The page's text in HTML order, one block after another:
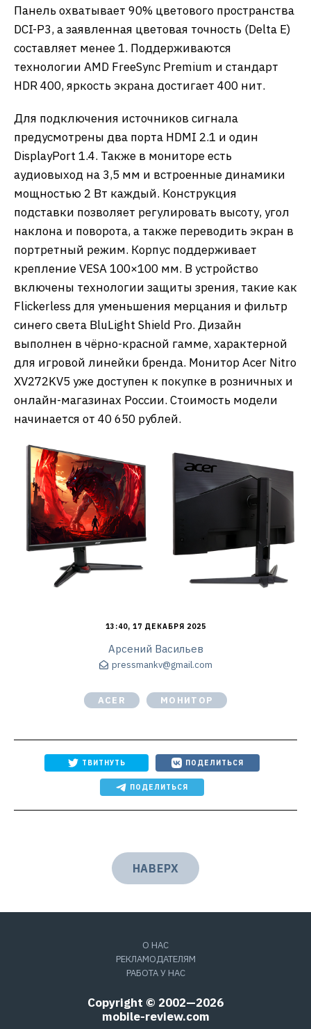
Панель охватывает 90% цветового пространства
DCI-P3, а заявленная цветовая точность (Delta E)
составляет менее 1. Поддерживаются
технологии AMD FreeSync Premium и стандарт
HDR 400, яркость экрана достигает 400 нит.
Для подключения источников сигнала
предусмотрены два порта HDMI 2.1 и один
DisplayPort 1.4. Также в мониторе есть
аудиовыход на 3,5 мм и встроенные динамики
мощностью 2 Вт каждый. Конструкция
подставки позволяет регулировать высоту, угол
наклона и поворота, а также переводить экран в
портретный режим. Корпус поддерживает
крепление VESA 100×100 мм. В устройство
включены технологии защиты зрения, такие как
Flickerless для уменьшения мерцания и фильтр
синего света BluLight Shield Pro. Дизайн
выполнен в чёрно-красной гамме, характерной
для игровой линейки бренда. Монитор Acer Nitro
XV272KV5 уже доступен к покупке в розничных и
онлайн-магазинах России. Стоимость модели
начинается от 40 650 рублей.
13:40, 17 ДЕКАБРЯ 2025
Арсений Васильев
pressmankv@gmail.com
ACER МОНИТОР
ТВИТНУТЬ ПОДЕЛИТЬСЯ
ПОДЕЛИТЬСЯ
НАВЕРХ
О НАС
РЕКЛАМОДАТЕЛЯМ
РАБОТА У НАС
Copyright © 2002—2026
mobile-review.com